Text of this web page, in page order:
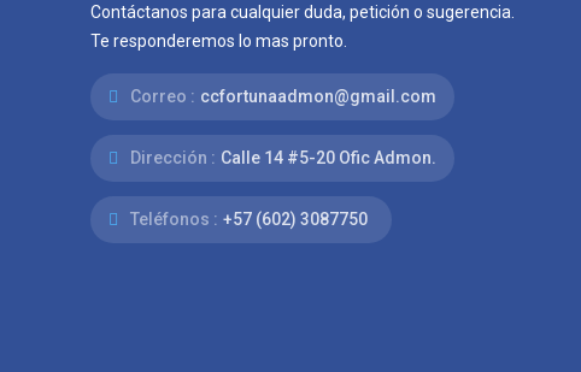
Contáctanos para cualquier duda, petición o sugerencia.
Te responderemos lo mas pronto.
Correo : ccfortunaadmon@gmail.com
Dirección : Calle 14 #5-20 Ofic Admon.
Teléfonos : +57 (602) 3087750